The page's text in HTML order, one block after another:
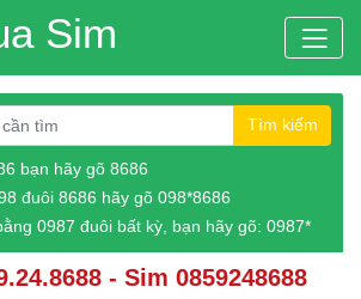
Sim
Tìm kiếm
bạn hãy gõ 8686
đuôi 8686 hãy gõ 098*8686
0987 đuôi bất kỳ, bạn hãy gõ: 0987*
- Sim 0859248688